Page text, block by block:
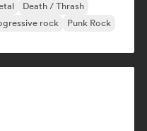
Death / Thrash
rock
Punk Rock